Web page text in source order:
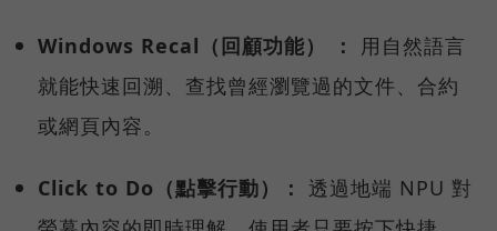
Windows Recal（回顧功能） ：
用自然語言
就能快速回溯、查找曾經瀏覽過的文件、合約
或網頁內容。
Click to Do（點擊行動）： 透過地端 NPU 對